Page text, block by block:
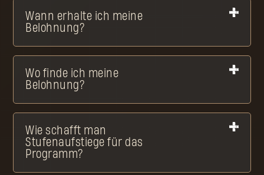
Wann erhalte ich meine
Belohnung?
Wo finde ich meine
Belohnung?
Wie schafft man
Stufenaufstiege für das
Programm?